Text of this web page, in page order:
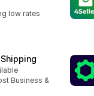
low rates
Business &